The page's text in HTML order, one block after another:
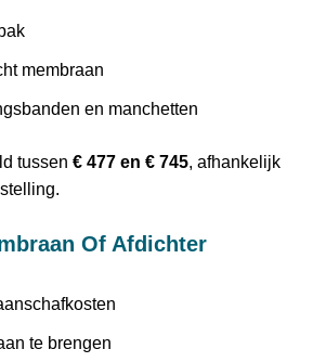
membraan
en manchetten
tussen € 477 en € 745, afhankelijk
Of Afdichter
te brengen